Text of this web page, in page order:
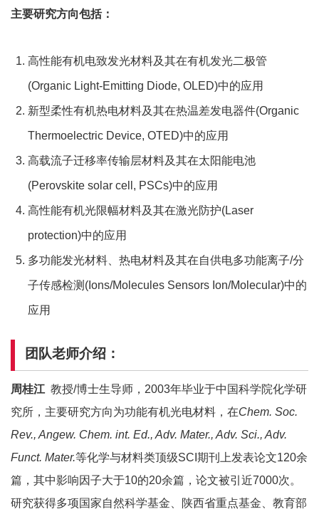
主要研究方向包括：
高性能有机电致发光材料及其在有机发光二极管
(Organic Light-Emitting Diode, OLED)中的应用
新型柔性有机热电材料及其在热温差发电器件(Organic
Thermoelectric Device, OTED)中的应用
高载流子迁移率传输层材料及其在太阳能电池
(Perovskite solar cell, PSCs)中的应用
高性能有机光限幅材料及其在激光防护(Laser
protection)中的应用
多功能发光材料、热电材料及其在自供电多功能离子/分
子传感检测(Ions/Molecules Sensors Ion/Molecular)中的
应用
团队老师介绍：
周桂江 教授/博士生导师，2003年毕业于中国科学院化学研
究所，主要研究方向为功能有机光电材料，在Chem. Soc.
Rev., Angew. Chem. int. Ed., Adv. Mater., Adv. Sci., Adv.
Funct. Mater.等化学与材料类顶级SCI期刊上发表论文120余
篇，其中影响因子大于10的20余篇，论文被引近7000次。
研究获得多项国家自然科学基金、陕西省重点基金、教育部